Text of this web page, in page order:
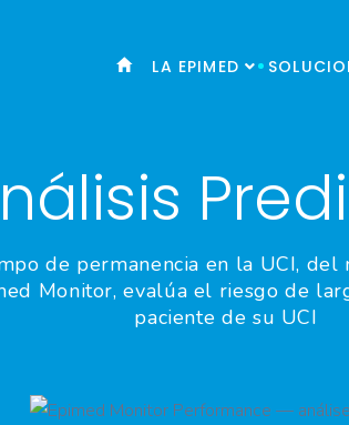
LA EPIMED
de permanencia en la UCI,
Monitor, evalúa el riesgo de
paciente de su UCI